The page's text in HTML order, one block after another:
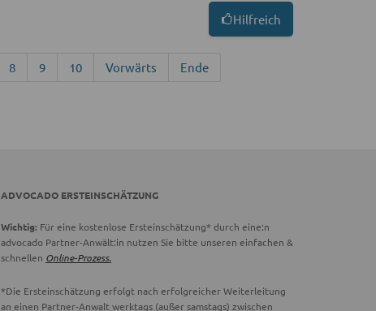
Hilfreich
8 9 10 Vorwärts Ende
ADVOCADO ERSTEINSCHÄTZUNG
Wichtig: Für eine kostenlose Ersteinschätzung* durch eine:n
advocado Partner-Anwält:in nutzen Sie bitte unseren einfachen &
schnellen Online-Prozess.
*Die Ersteinschätzung erfolgt nach erfolgreicher Weiterleitung
an einen Partner-Anwalt werktags (außer samstags) zwischen